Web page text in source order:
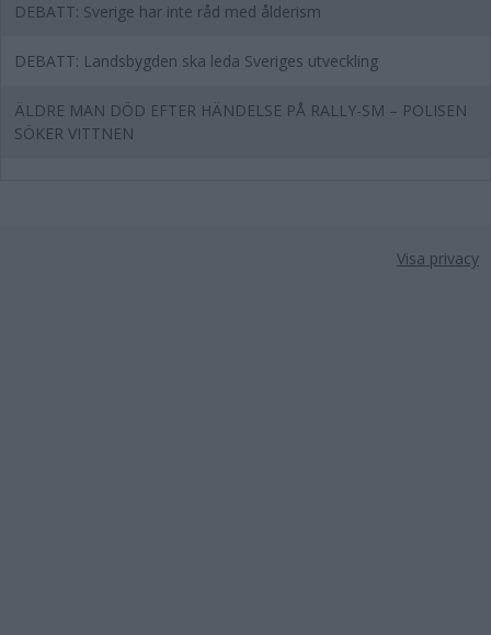
DEBATT: Sverige har inte råd med ålderism
DEBATT: Landsbygden ska leda Sveriges utveckling
ÄLDRE MAN DÖD EFTER HÄNDELSE PÅ RALLY-SM – POLISEN
SÖKER VITTNEN
Visa privacy